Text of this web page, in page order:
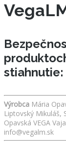
stiahnutie:
Výrobca Mária
Liptovský Mikuláš,
Opavská VEGA
info@vegalm.sk